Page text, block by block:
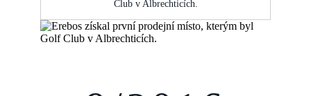
Club v Albrechticích.